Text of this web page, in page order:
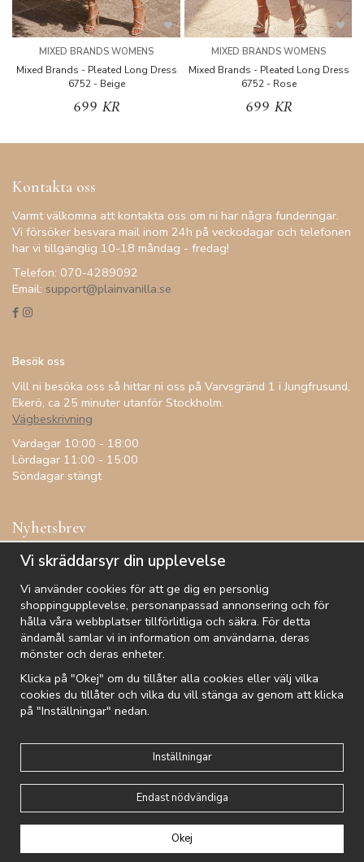
MIXED BRANDS WOMENS
Mixed Brands - Pleated Long Dress
6752 - Beige
699 KR
MIXED BRANDS WOMENS
Mixed Brands - Pleated Long Dress
6752 - Rose
699 KR
Kontakta oss
Varmt välkomna att kontakta oss om ni har några funderingar.
Vi försöker besvara mail inom 24h på veckodagar och telefonen
har vi tillgänglig 10-18 måndag - fredag!
Telefon: 070-4289092
Email: support@plainvanilla.se
Besök oss
Vill ni besöka oss så hittar ni oss på Varvsgränd 1 i Jungfrusund,
Ekerö, ca 25 minuter utanför Stockholm.
Vägbeskrivning
Vardagar 10:00 - 18:00
Lördagar 11:00 - 15:00
Söndagar stängt
Nyhetsbrev
Få inspiration, förtur till kampanjer, specialerbjudanden och
De uppgifter du matar in kommer endast användas till våra nyhetsbrev.
Logga in
Om cookies Integritetspolicy
Drift & produktion:Wikinggruppen
Vi skräddarsyr din upplevelse
Vi använder cookies för att ge dig en personlig
shoppingupplevelse, personanpassad annonsering och för
hålla våra webbplatser tillförlitliga och säkra. För detta
ändamål samlar vi in information om användarna, deras
mönster och deras enheter.
Klicka på "Okej" om du tillåter alla cookies eller välj vilka
cookies du tillåter och vilka du vill stänga av genom att klicka
på "Inställningar" nedan.
Inställningar
Endast nödvändiga
Okej